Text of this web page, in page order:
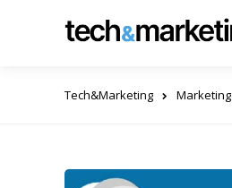
Tech&Marketing Marketing